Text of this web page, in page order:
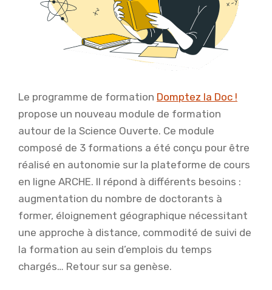
Le programme de formation Domptez la Doc !
propose un nouveau module de formation
autour de la Science Ouverte. Ce module
composé de 3 formations a été conçu pour être
réalisé en autonomie sur la plateforme de cours
en ligne ARCHE. Il répond à différents besoins :
augmentation du nombre de doctorants à
former, éloignement géographique nécessitant
une approche à distance, commodité de suivi de
la formation au sein d’emplois du temps
chargés… Retour sur sa genèse.